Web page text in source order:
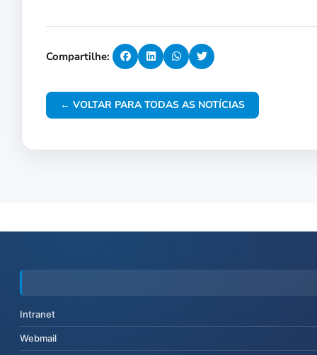
Compartilhe:
← VOLTAR PARA TODAS AS NOTÍCIAS
Intranet
Webmail